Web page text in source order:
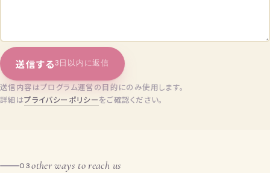
送信する3日以内に返信
送信内容はプログラム運営の目的にのみ使用します。
詳細はプライバシーポリシーをご確認ください。
03other ways to reach us